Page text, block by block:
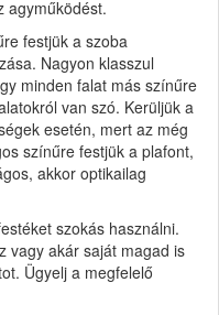
agyműködést.
festjük a szoba
Nagyon klasszul
minden falat más színűre
van szó. Kerüljük a
esetén, mert az még
színűre festjük a plafont,
akkor optikailag
szokás használni.
vagy akár saját magad is
Ügyelj a megfelelő